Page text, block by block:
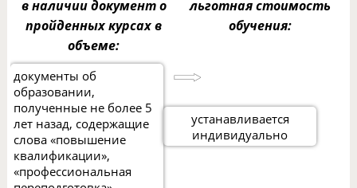
в наличии документ о
пройденных курсах в
объеме:
льготная стоимость
обучения:
документы об
образовании,
полученные не более 5
лет назад, содержащие
слова «повышение
квалификации»,
«профессиональная
устанавливается
индивидуально